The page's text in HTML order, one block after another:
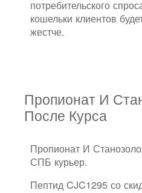
потребительского
кошельки клиентов
жестче.
Пропионат И
После Курса
Пропионат И
СПБ курьер.
Пептид CJC1295 со